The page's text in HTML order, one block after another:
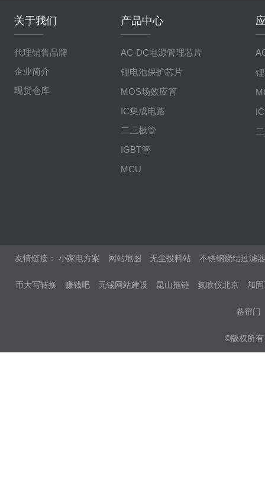
关于我们
代理销售品牌
企业简介
现货仓库
产品中心
AC-DC电源管理芯片
锂电池保护芯片
MOS场效应管
IC集成电路
二三极管
IGBT管
MCU
友情链接： 小家电方案 网站地图 无尘投料站 不锈钢烧结过滤器
币大写转换 赚钱吧 无锡网站建设 昆山拖链 氮吹仪北京 加
卷帘门
©版权所